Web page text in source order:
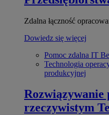
Zdalna łączność
Dowiedz się więcej
Pomoc zdalna IT
Technologia
produkcyjnej
Rozwiązywanie
rzeczywistym